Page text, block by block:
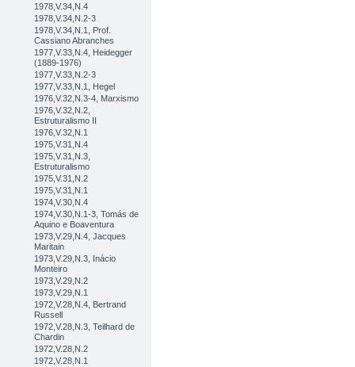
1978,V.34,N.4
1978,V.34,N.2-3
1978,V.34,N.1, Prof.
Cassiano Abranches
1977,V.33,N.4, Heidegger
(1889-1976)
1977,V.33,N.2-3
1977,V.33,N.1, Hegel
1976,V.32,N.3-4, Marxismo
1976,V.32,N.2,
Estruturalismo II
1976,V.32,N.1
1975,V.31,N.4
1975,V.31,N.3,
Estruturalismo
1975,V.31,N.2
1975,V.31,N.1
1974,V.30,N.4
1974,V.30,N.1-3, Tomás de
Aquino e Boaventura
1973,V.29,N.4, Jacques
Maritain
1973,V.29,N.3, Inácio
Monteiro
1973,V.29,N.2
1973,V.29,N.1
1972,V.28,N.4, Bertrand
Russell
1972,V.28,N.3, Teilhard de
Chardin
1972,V.28,N.2
1972,V.28,N.1